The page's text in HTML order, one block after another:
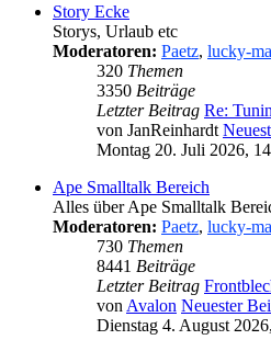
Story Ecke
Storys, Urlaub etc
Moderatoren: Paetz, lucky-
320 Themen
3350 Beiträge
Letzter Beitrag Re:
von JanReinhardt
Montag 20. Juli 2026,
Ape Smalltalk Bereich
Alles über Ape Smalltalk
Moderatoren: Paetz, lucky-
730 Themen
8441 Beiträge
Letzter Beitrag
von Avalon Neuester
Dienstag 4. August